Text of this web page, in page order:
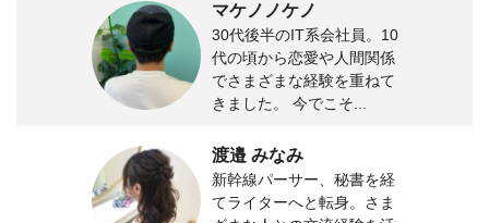
マケノノケノ
30代後半のIT系会社員。10
代の頃から恋愛や人間関係
でさまざまな経験を重ねて
きました。 今でこそ...
渡邉 みなみ
新幹線パーサー、秘書を経
てライターへと転身。さま